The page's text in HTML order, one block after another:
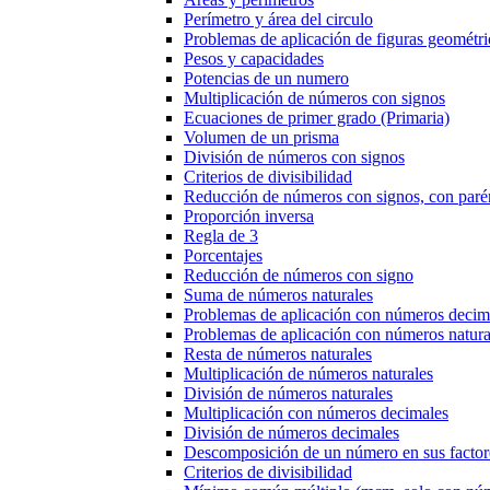
Perímetro y área del circulo
Problemas de aplicación de figuras
Pesos y capacidades
Potencias de un numero
Multiplicación de números con signos
Ecuaciones de primer grado (Primaria)
Volumen de un prisma
División de números con signos
Criterios de divisibilidad
Reducción de números con signos, con
Proporción inversa
Regla de 3
Porcentajes
Reducción de números con signo
Suma de números naturales
Problemas de aplicación con números
Problemas de aplicación con números
Resta de números naturales
Multiplicación de números naturales
División de números naturales
Multiplicación con números decimales
División de números decimales
Descomposición de un número en sus
Criterios de divisibilidad